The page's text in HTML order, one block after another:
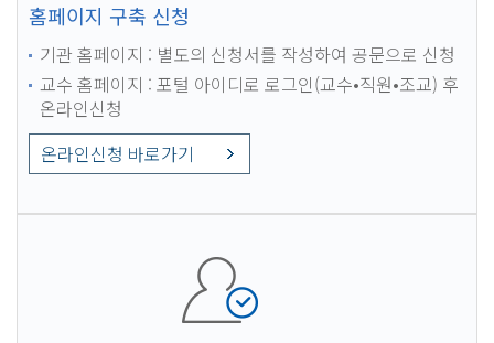
홈페이지 구축 신청
기관 홈페이지 : 별도의 신청서를 작성하여 공문으로 신청
교수 홈페이지 : 포털 아이디로 로그인(교수•직원•조교) 후
온라인신청
온라인신청 바로가기